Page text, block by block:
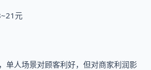
元
单人场景对顾客利好，但对商家利润影